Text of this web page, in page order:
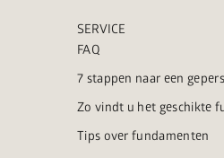
SERVICE
FAQ
7 stappen naar een
Zo vindt u het geschikte
Tips over fundamenten